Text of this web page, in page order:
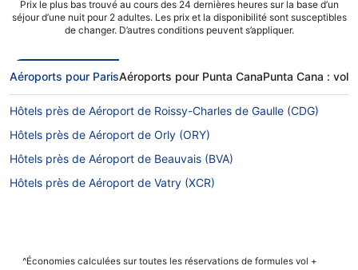
Prix le plus bas trouvé au cours des 24 dernières heures sur la base d’un
séjour d’une nuit pour 2 adultes. Les prix et la disponibilité sont susceptibles
de changer. D’autres conditions peuvent s’appliquer.
Aéroports pour ParisAéroports pour Punta CanaPunta Cana :
Hôtels près de Aéroport de Roissy-Charles de Gaulle (CDG)
Hôtels près de Aéroport de Orly (ORY)
Hôtels près de Aéroport de Beauvais (BVA)
Hôtels près de Aéroport de Vatry (XCR)
^Économies calculées sur toutes les réservations de formules vol +